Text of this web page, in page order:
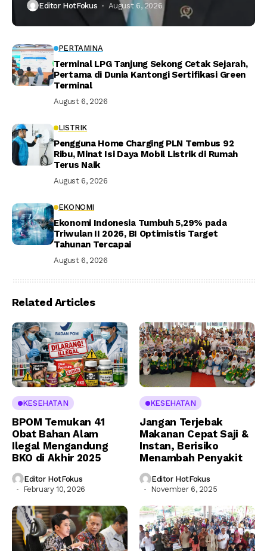
Editor HotFokus August 6, 2026
PERTAMINA
Terminal LPG Tanjung Sekong Cetak Sejarah,
Pertama di Dunia Kantongi Sertifikasi Green
Terminal
August 6, 2026
LISTRIK
Pengguna Home Charging PLN Tembus 92
Ribu, Minat Isi Daya Mobil Listrik di Rumah
Terus Naik
August 6, 2026
EKONOMI
Ekonomi Indonesia Tumbuh 5,29% pada
Triwulan II 2026, BI Optimistis Target
Tahunan Tercapai
August 6, 2026
Related Articles
KESEHATAN
BPOM Temukan 41
Obat Bahan Alam
Ilegal Mengandung
BKO di Akhir 2025
Editor HotFokus
February 10, 2026
KESEHATAN
Jangan Terjebak
Makanan Cepat Saji &
Instan, Berisiko
Menambah Penyakit
Editor HotFokus
November 6, 2025